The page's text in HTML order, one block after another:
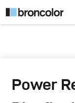
Power